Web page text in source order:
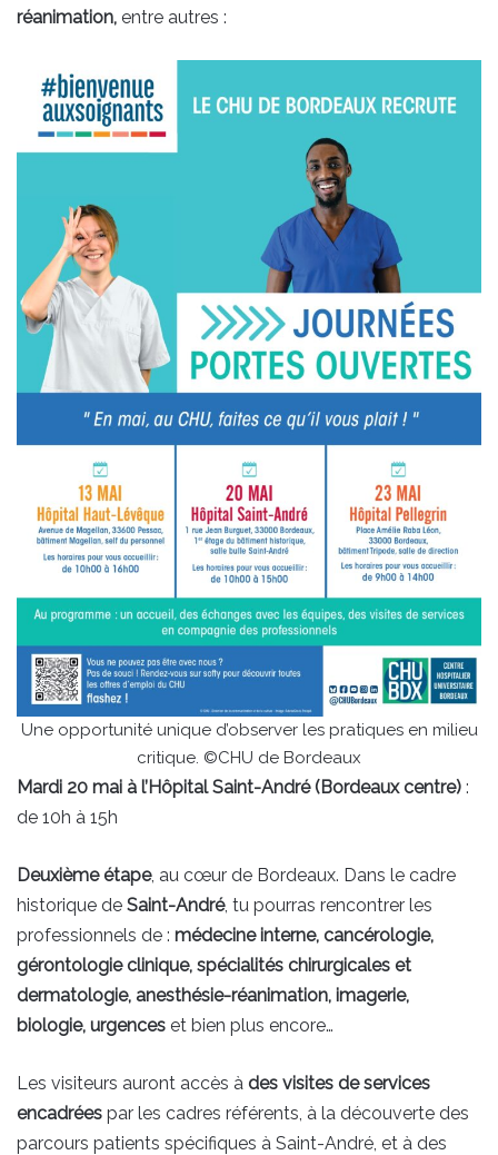
réanimation, entre autres :
Une opportunité unique d’observer les pratiques en milieu
critique. ©CHU de Bordeaux
Mardi 20 mai à l’Hôpital Saint-André (Bordeaux centre) :
de 10h à 15h
Deuxième étape, au cœur de Bordeaux. Dans le cadre
historique de Saint-André, tu pourras rencontrer les
professionnels de : médecine interne, cancérologie,
gérontologie clinique, spécialités chirurgicales et
dermatologie, anesthésie-réanimation, imagerie,
biologie, urgences et bien plus encore…
Les visiteurs auront accès à des visites de services
encadrées par les cadres référents, à la découverte des
parcours patients spécifiques à Saint-André, et à des